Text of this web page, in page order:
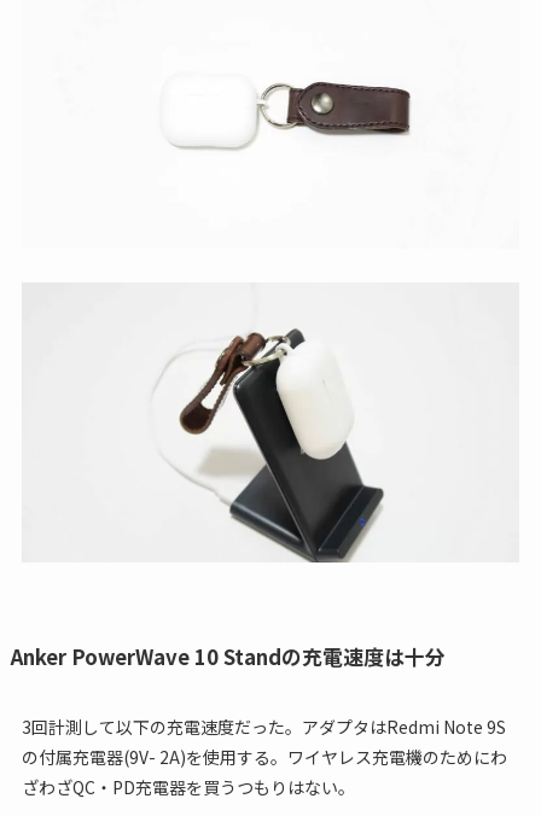
Anker PowerWave 10 Standの充電速度は十分
3回計測して以下の充電速度だった。アダプタはRedmi Note 9S
の付属充電器(9V- 2A)を使用する。ワイヤレス充電機のためにわ
ざわざQC・PD充電器を買うつもりはない。